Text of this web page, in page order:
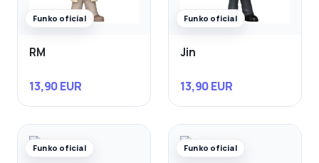
Funko oficial
RM
13,90 EUR
Funko oficial
Jin
13,90 EUR
Funko oficial Funko oficial